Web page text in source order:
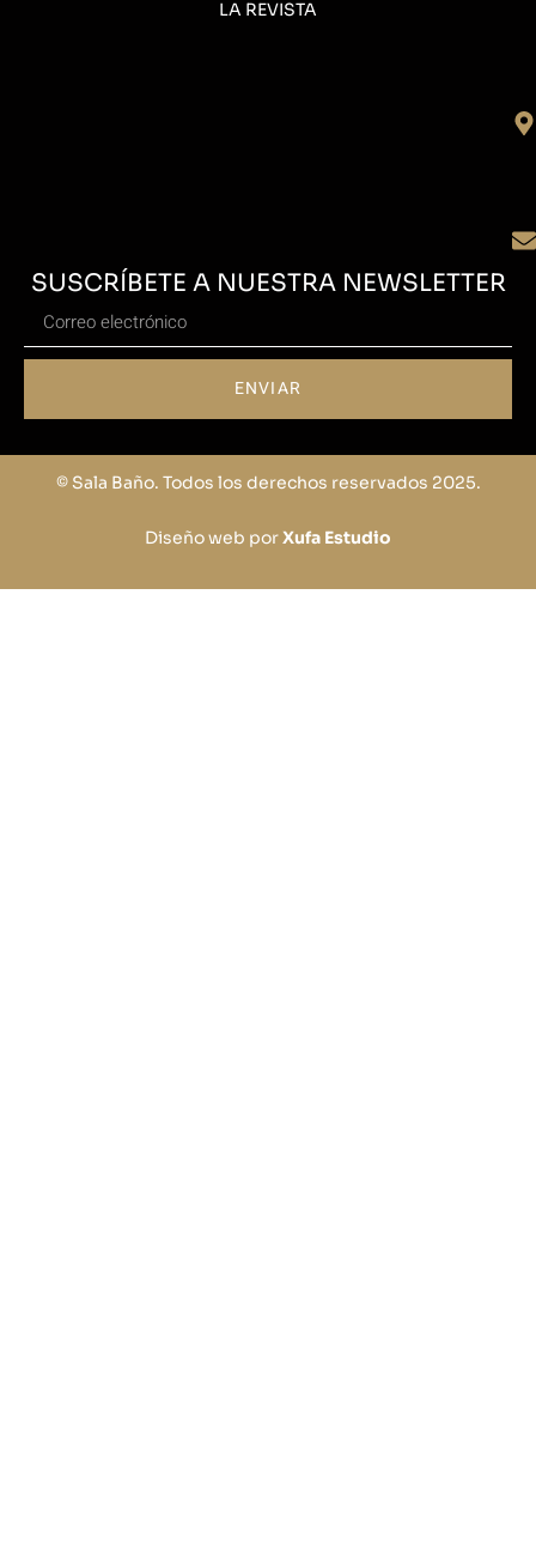
LA REVISTA
SUSCRÍBETE A NUESTRA NEWSLETTER
ENVIAR
© Sala Baño. Todos los derechos reservados 2025.
Diseño web porXufa Estudio